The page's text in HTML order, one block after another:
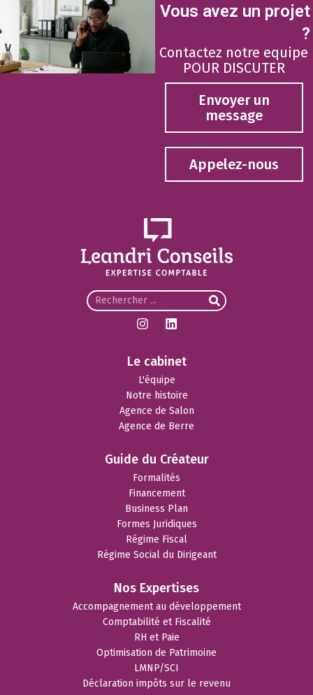
Vous avez un projet
?
Contactez notre equipe
POUR DISCUTER
Envoyer un
message
Appelez-nous
Le cabinet
L'équipe
Notre histoire
Agence de Salon
Agence de Berre
Guide du Créateur
Formalités
Financement
Business Plan
Formes Juridiques
Régime Fiscal
Régime Social du Dirigeant
Nos Expertises
Accompagnement au développement
Comptabilité et Fiscalité
RH et Paie
Optimisation de Patrimoine
LMNP/SCI
Déclaration impôts sur le revenu